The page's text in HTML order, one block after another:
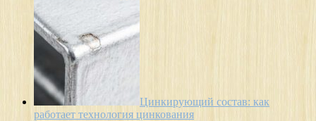
Цинкирующий состав: как
работает технология цинкования